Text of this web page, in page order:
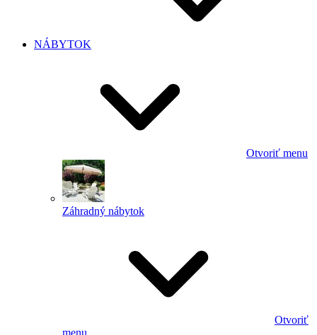
NÁBYTOK
Otvoriť menu
Záhradný nábytok
Otvoriť
menu